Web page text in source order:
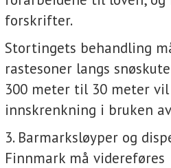
forskrifter.
Stortingets behandling
rastesoner langs
300 meter til 30 meter
innskrenkning i bruken
3. Barmarksløyper og
Finnmark må videreføres